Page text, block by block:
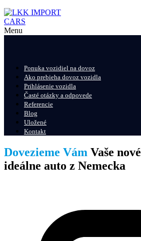
Menu
Ponuka vozidiel na dovoz
Ako prebieha dovoz vozidla
Prihlásenie vozidla
Časté otázky a odpovede
Referencie
Blog
Uložené
Kontakt
Dovezieme Vám Vaše nové
ideálne auto z Nemecka